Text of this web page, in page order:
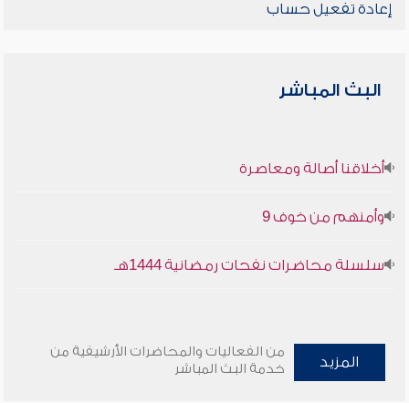
إعادة تفعيل حساب
البث المباشر
أخلاقنا أصالة ومعاصرة
وأمنهم من خوف 9
سلسلة محاضرات نفحات رمضانية 1444هـ
المزيد
من الفعاليات والمحاضرات الأرشيفية من
خدمة البث المباشر